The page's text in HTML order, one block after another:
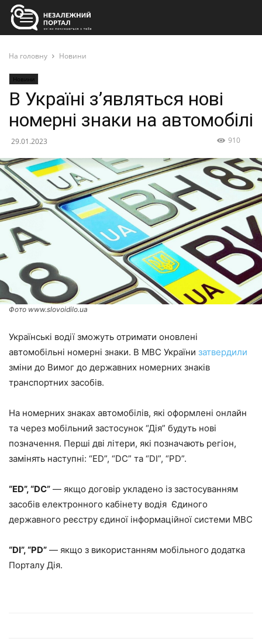
На головну Новини
Новини
В Україні з’являться нові
номерні знаки на автомобілі
29.01.2023 910
Фото www.slovoidilo.ua
Українські водії зможуть отримати оновлені
автомобільні номерні знаки. В МВС України затвердили
зміни до Вимог до державних номерних знаків
транспортних засобів.
На номерних знаках автомобілів, які оформлені онлайн
та через мобільний застосунок “Дія” будуть нові
позначення. Перші дві літери, які позначають регіон,
замінять наступні: “ED”, “DC” та “DI”, “PD”.
“ED”, “DC” — якщо договір укладено із застосуванням
засобів електронного кабінету водія Єдиного
державного реєстру єдиної інформаційної системи МВС
“DI”, “PD” — якщо з використанням мобільного додатка
Порталу Дія.